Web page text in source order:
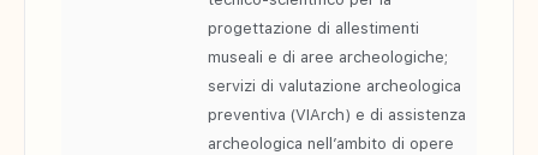
progettazione di allestimenti
museali e di aree archeologiche;
servizi di valutazione archeologica
preventiva (VIArch) e di assistenza
archeologica nell’ambito di opere